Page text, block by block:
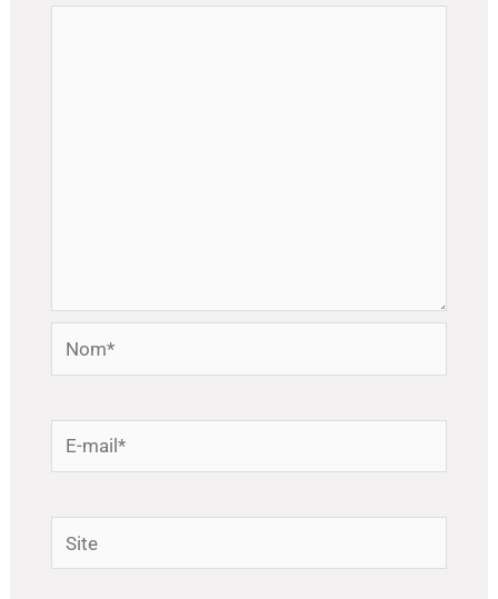
Nom*
mail*
Site